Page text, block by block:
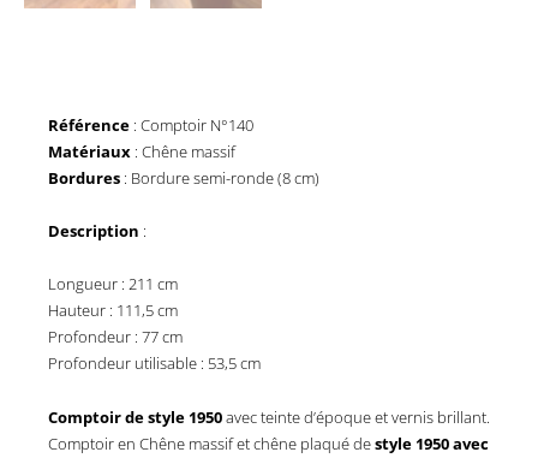
Référence : Comptoir N°140
Matériaux : Chêne massif
Bordures : Bordure semi-ronde (8 cm)
Description :
Longueur : 211 cm
Hauteur : 111,5 cm
Profondeur : 77 cm
Profondeur utilisable : 53,5 cm
Comptoir de style 1950avec teinte d’époque et vernis brillant.
Comptoir en Chêne massif et chêne plaqué destyle 1950 avec